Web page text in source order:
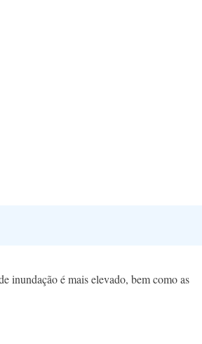
inundação é mais elevado, bem como as